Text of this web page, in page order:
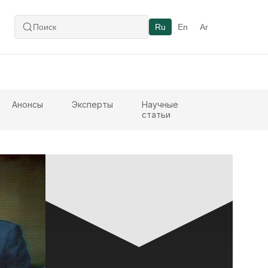
Ru En Ar
Анонсы Эксперты
Научные
статьи